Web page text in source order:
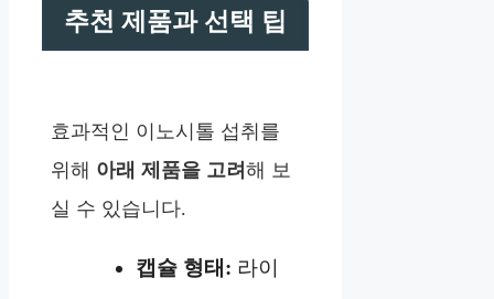
추천 제품과 선택 팁
효과적인 이노시톨 섭취를
위해 아래 제품을 고려 해 보
실 수 있습니다.
캡슐 형태: 라이